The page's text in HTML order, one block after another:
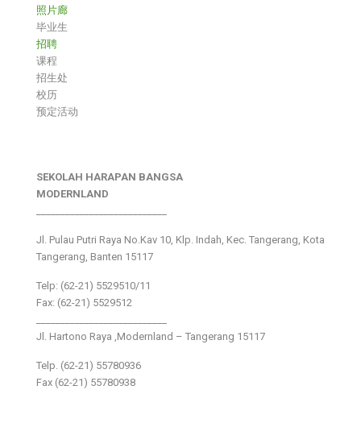
照片廊
毕业生
招聘
课程
招生处
校历
预定活动
SEKOLAH HARAPAN BANGSA
MODERNLAND
Jl. Pulau Putri Raya No.Kav 10, Klp. Indah, Kec. Tangerang, Kota
Tangerang, Banten 15117
Telp: (62-21) 5529510/11
Fax: (62-21) 5529512
Jl. Hartono Raya ,Modernland – Tangerang 15117
Telp. (62-21) 55780936
Fax (62-21) 55780938